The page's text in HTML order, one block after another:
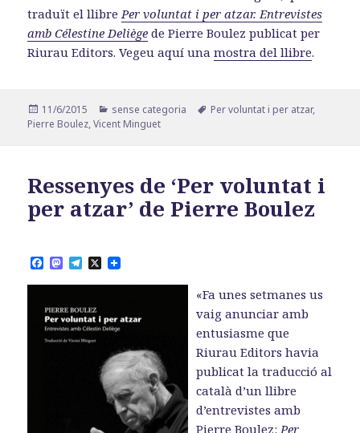
traduït el llibre Per voluntat i per atzar. Entrevistes
amb Célestine Deliège de Pierre Boulez publicat per
Riurau Editors. Vegeu aquí unamostra del llibre.
Publicat
el
11/6/2015 Categories
sense categoria Etiquetes
Per voluntat i per atzar,
Pierre Boulez,Vicent Minguet
Ressenyes de ‘Per voluntat i
per atzar’ de Pierre Boulez
F
c
b
o
o
M
s
o
d
o
T
l
g
r
a
X
«Fa unes setmanes us
vaig anunciar amb
entusiasme que
Riurau Editors havia
publicat la traducció al
català d’un llibre
d’entrevistes amb
Pierre Boulez: Per